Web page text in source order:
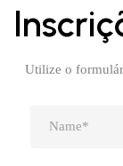
Utilize o